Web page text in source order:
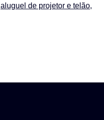
aluguel de projetor e telão,